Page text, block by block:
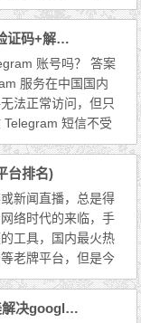
歌「注册谷歌goo
机号收不到验证
短信验证码的原
机运营商问题 goog
否正常开启 由于g
中国手机号可以注册飞机账号吗？(接收验证码+解除私聊限制)
账号吗？ 答案
服务在中国国内
法正常访问，但只
短信不受
+86的手机号码，是
信验证的，注册 Te
中国手机号接收
国国内手机号码是
要等待的时间会比
台排名)
新闻直播，总是得
络时代的来临，手
工具，国内最火热
老牌平台，但是今
较受欢迎的专业直
APP 观看及互动
趣的社交方式外，
谷歌注册账号收不到验证码怎么办?(完美解决google短信接收)